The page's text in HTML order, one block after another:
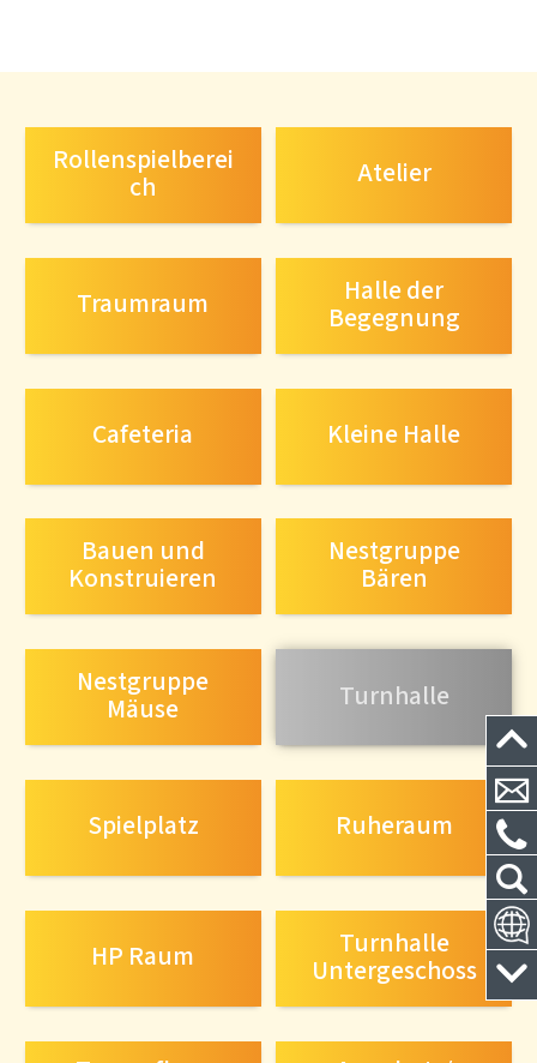
Rollenspielberei
ch Atelier
Traumraum Halle der
Begegnung
Cafeteria Kleine Halle
Bauen und
Konstruieren
Nestgruppe
Bären
Nestgruppe
Mäuse Turnhalle
Spielplatz Ruheraum
HP Raum Turnhalle
Untergeschoss